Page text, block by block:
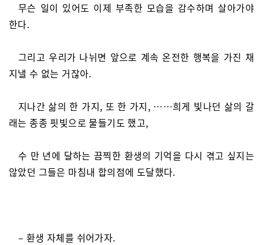
무슨 일이 있어도 이제 부족한 모습을 감수하며 살아가야
한다.
그리고 우리가 나뉘면 앞으로 계속 온전한 행복을 가진 채
지낼 수 없는 거잖아.
지나간 삶의 한 가지, 또 한 가지, ……희게 빛나던 삶의 갈
래는 종종 핏빛으로 물들기도 했고,
수 만 년에 달하는 끔찍한 환생의 기억을 다시 겪고 싶지는
않았던 그들은 마침내 합의점에 도달했다.
– 환생 자체를 쉬어가자.